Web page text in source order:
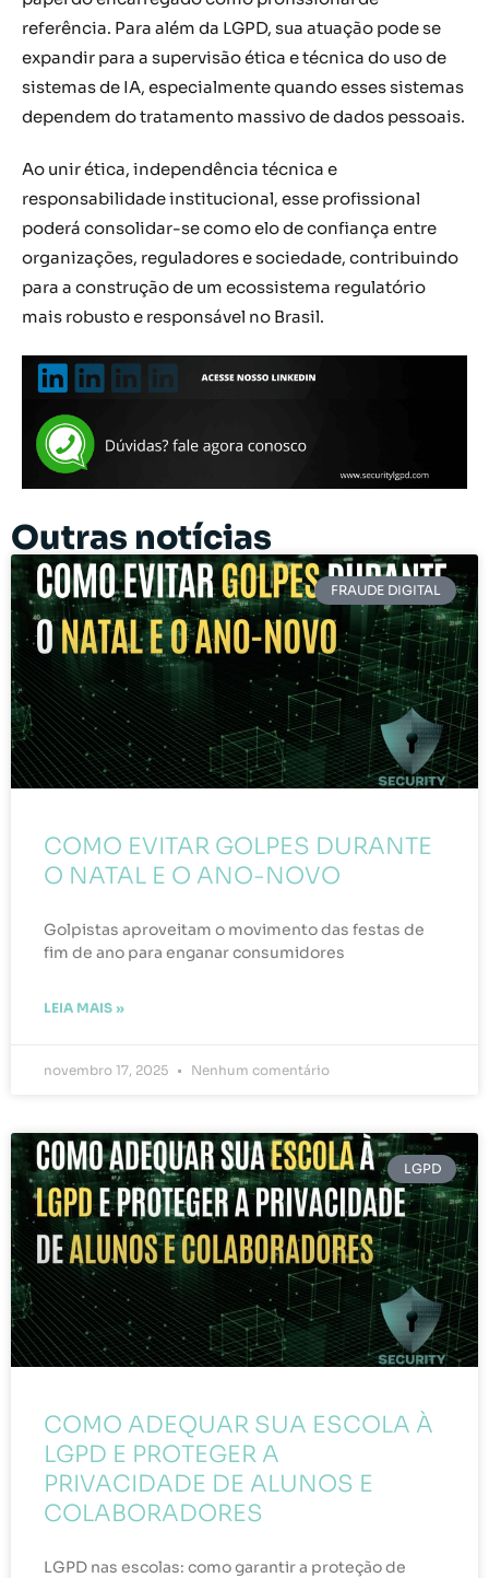
referência. Para além da LGPD, sua atuação pode se
expandir para a supervisão ética e técnica do uso de
sistemas de IA, especialmente quando esses sistemas
dependem do tratamento massivo de dados pessoais.
Ao unir ética, independência técnica e
responsabilidade institucional, esse profissional
poderá consolidar-se como elo de confiança entre
organizações, reguladores e sociedade, contribuindo
para a construção de um ecossistema regulatório
mais robusto e responsável no Brasil.
Outras notícias
FRAUDE DIGITAL
COMO EVITAR GOLPES DURANTE
O NATAL E O ANO-NOVO
Golpistas aproveitam o movimento das festas de
fim de ano para enganar consumidores
LEIA MAIS »
novembro 17, 2025 Nenhum comentário
LGPD
COMO ADEQUAR SUA ESCOLA À
LGPD E PROTEGER A
PRIVACIDADE DE ALUNOS E
COLABORADORES
LGPD nas escolas: como garantir a proteção de